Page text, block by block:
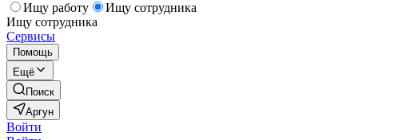
Ищу работу
Ищу сотрудника
Ищу сотрудника
Сервисы
Помощь
Ещё
Поиск
Аргун
Войти